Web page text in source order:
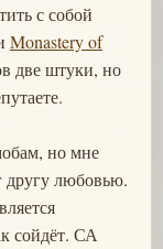
с собой
Monastery of
две штуки, но
но мне
другу любовью.
сойдёт. СА